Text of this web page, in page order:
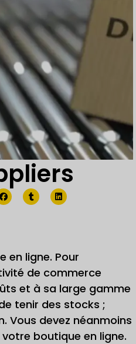
en ligne. Pour
de commerce
et à sa large gamme
tenir des stocks ;
Vous devez néanmoins
boutique en ligne.